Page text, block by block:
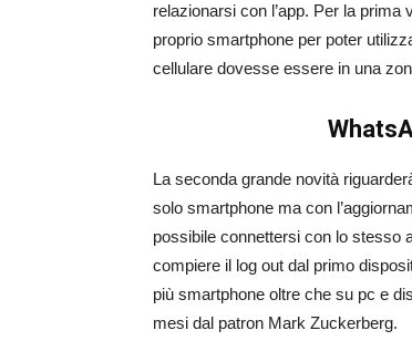
relazionarsi con l’app. Per la
proprio smartphone per poter
cellulare dovesse essere in una
La seconda grande novità
solo smartphone ma con
possibile connettersi con lo stesso
compiere il log out dal primo
più smartphone oltre che su pc e
mesi dal patron Mark Zuckerberg.